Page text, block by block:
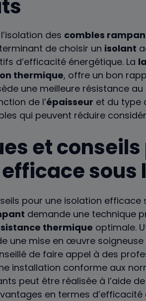
des combles
de choisir un isolant
d’efficacité énergétique. La
thermique, offre un bon
une meilleure résistance au
de l’épaisseur et du type
qui peuvent réduire
et
sous
demande une technique
thermique optimale.
une mise en œuvre
de faire appel à des
installation conforme aux
peut être réalisée à l’aide
en termes d’efficacité